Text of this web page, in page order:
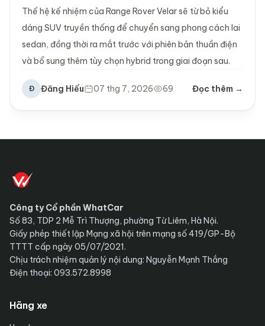
Thế hệ kế nhiệm của Range Rover Velar sẽ từ bỏ kiểu
dáng SUV truyền thống để chuyển sang phong cách lai
sedan, đồng thời ra mắt trước với phiên bản thuần điện
và bổ sung thêm tùy chọn hybrid trong giai đoạn sau.
Đ Đăng Hiếu 07 thg 7, 2026 69 Đọc thêm →
Công ty Cổ phần WhatCar
Số 83, TDP 2 Mễ Trì Thượng, phường Từ Liêm, Hà Nội.
Giấy phép thiết lập Mạng xã hội trên mạng số 419/GP-Bộ
TTTT cấp ngày 05/07/2021.
Chịu trách nhiệm quản lý nội dung: Nguyễn Mạnh Thắng
Điện thoại: 093.572.8998
Hãng xe